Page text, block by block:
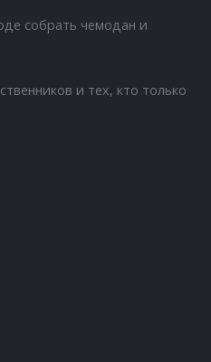
собрать чемодан и
и тех, кто только